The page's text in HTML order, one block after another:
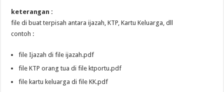
keterangan :
file di buat terpisah antara ijazah, KTP, Kartu Keluarga, dll
contoh :
file Ijazah di file ijazah.pdf
file KTP orang tua di file ktportu.pdf
file kartu keluarga di file KK.pdf